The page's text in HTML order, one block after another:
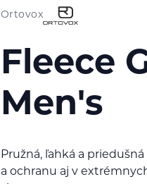
Ortovox
Fleece
Men's
Pružná, ľahká a
a ochranu aj v